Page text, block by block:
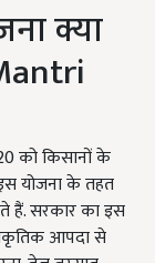
क्या
को किसानों के
योजना के तहत
हैं. सरकार का इस
आपदा से